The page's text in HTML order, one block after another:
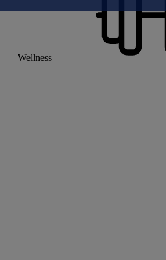
Wellness